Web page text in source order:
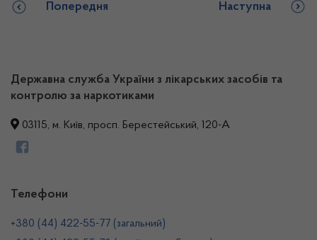
Попередня Наступна
Державна служба України з лікарських засобів та
контролю за наркотиками
03115, м. Київ, просп. Берестейський, 120-А
Телефони
+380 (44) 422-55-77 (загальний)